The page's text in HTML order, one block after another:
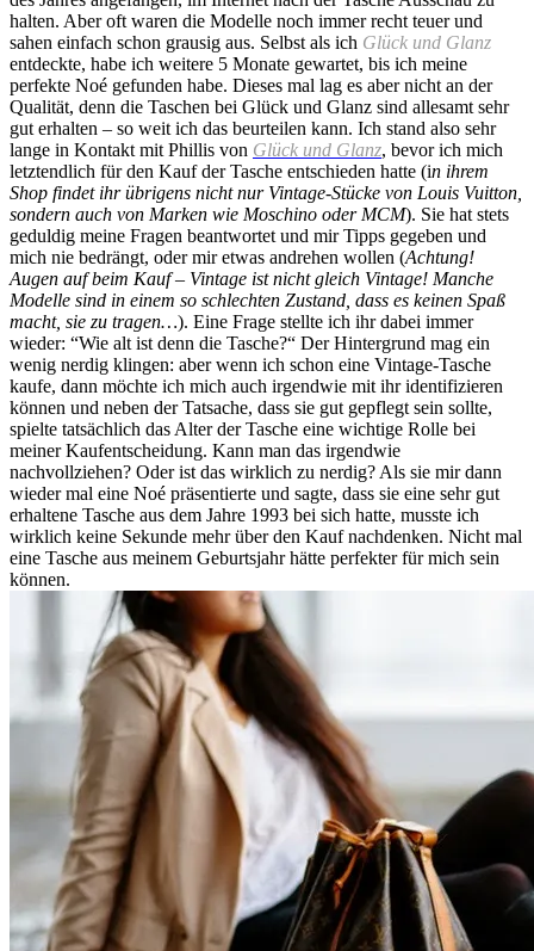
halten. Aber oft waren die Modelle noch immer recht teuer und
sahen einfach schon grausig aus. Selbst als ich Glück und Glanz
entdeckte, habe ich weitere 5 Monate gewartet, bis ich meine
perfekte Noé gefunden habe. Dieses mal lag es aber nicht an der
Qualität, denn die Taschen bei Glück und Glanz sind allesamt sehr
gut erhalten – so weit ich das beurteilen kann. Ich stand also sehr
lange in Kontakt mit Phillis von Glück und Glanz, bevor ich mich
letztendlich für den Kauf der Tasche entschieden hatte (in ihrem
Shop findet ihr übrigens nicht nur Vintage-Stücke von Louis Vuitton,
sondern auch von Marken wie Moschino oder MCM). Sie hat stets
geduldig meine Fragen beantwortet und mir Tipps gegeben und
mich nie bedrängt, oder mir etwas andrehen wollen (Achtung!
Augen auf beim Kauf – Vintage ist nicht gleich Vintage! Manche
Modelle sind in einem so schlechten Zustand, dass es keinen Spaß
macht, sie zu tragen…). Eine Frage stellte ich ihr dabei immer
wieder: “Wie alt ist denn die Tasche?“ Der Hintergrund mag ein
wenig nerdig klingen: aber wenn ich schon eine Vintage-Tasche
kaufe, dann möchte ich mich auch irgendwie mit ihr identifizieren
können und neben der Tatsache, dass sie gut gepflegt sein sollte,
spielte tatsächlich das Alter der Tasche eine wichtige Rolle bei
meiner Kaufentscheidung. Kann man das irgendwie
nachvollziehen? Oder ist das wirklich zu nerdig? Als sie mir dann
wieder mal eine Noé präsentierte und sagte, dass sie eine sehr gut
erhaltene Tasche aus dem Jahre 1993 bei sich hatte, musste ich
wirklich keine Sekunde mehr über den Kauf nachdenken. Nicht mal
eine Tasche aus meinem Geburtsjahr hätte perfekter für mich sein
können.